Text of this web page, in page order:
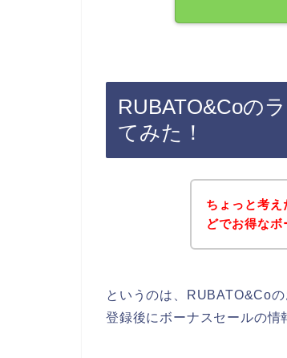
RUBATO&Coの
てみた！
ちょっと考
どでお得な
というのは、RUBATO&Co
登録後にボーナスセールの情